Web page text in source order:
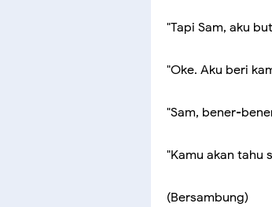
"Tapi Sam, aku
"Oke. Aku beri
"Sam, bener-
"Kamu akan tahu
(Bersambung)